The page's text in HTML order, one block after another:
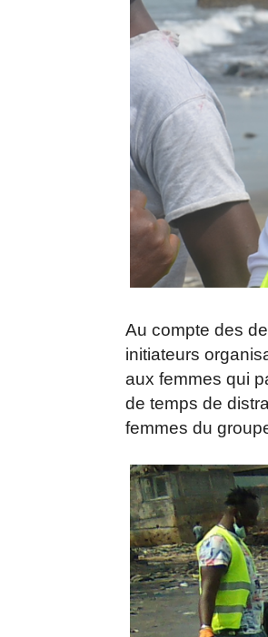
Au compte des
initiateurs
aux femmes qui
de temps de
femmes du